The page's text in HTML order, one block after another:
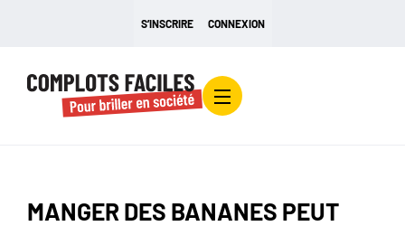
S’INSCRIRE CONNEXION
MANGER DES BANANES PEUT